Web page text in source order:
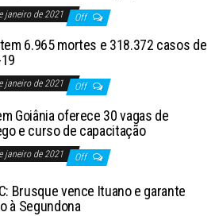
janeiro de 2021 Off
6.965 mortes e 318.372 casos de
janeiro de 2021 Off
Goiânia oferece 30 vagas de
e curso de capacitação
janeiro de 2021 Off
Brusque vence Ituano e garante
à Segundona